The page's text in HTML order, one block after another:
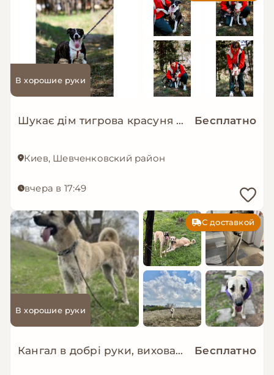
В хорошие руки
Шукає дім тигрова красуня Зоряна! Бесплатно
Киев, Шевченковский район
вчера в 17:49
С доставкой
В хорошие руки
Кангал в добрі руки, вихована молода дівчинка Бесплатно